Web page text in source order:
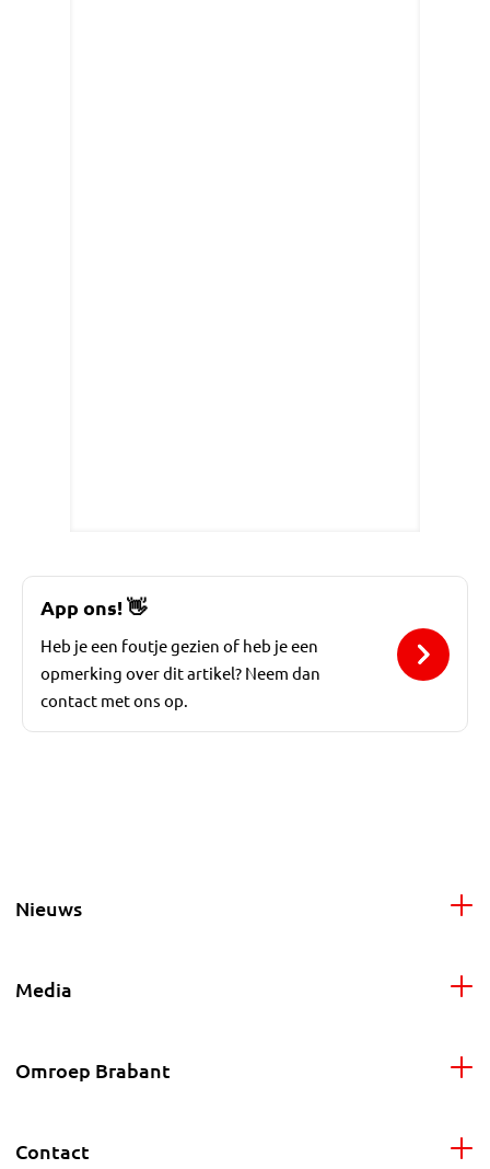
App ons!👋
Heb je een foutje gezien of heb je een
opmerking over dit artikel? Neem dan
contact met ons op.
Nieuws
Media
Omroep Brabant
Contact